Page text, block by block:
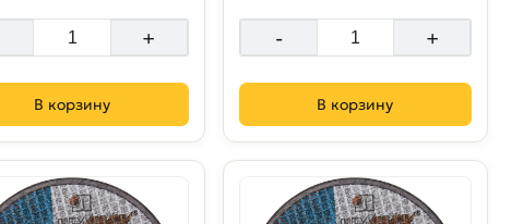
+
В корзину
- +
В корзину